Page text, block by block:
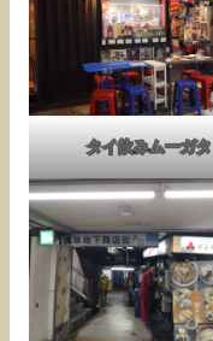
タイ飲みムーガタ